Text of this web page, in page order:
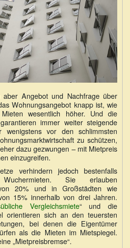
aber Angebot und Nachfrage über
Wohnungsangebot knapp ist, wie
wesentlich höher. Und die
immer weiter steigende
vor den schlimmsten
zu schützen,
dazu gezwungen – mit Mietpreis
einzugreifen.
verhindern jedoch bestenfalls
Sie erlauben
20% und in Großstädten wie
15% innerhalb von drei Jahren.
Vergleichsmiete“ und die
orientieren sich an den teuersten
bei denen die Eigentümer
als die Mieten im Mietspiegel.
„Mietpreisbremse“.